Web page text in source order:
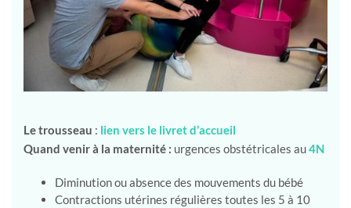
Le trousseau : lien vers le livret d’accueil
Quand venir à la maternité : urgences obstétricales au4N
Diminution ou absence des mouvements du bébé
Contractions utérines régulières toutes les 5 à 10